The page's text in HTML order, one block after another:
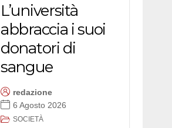
L’università
abbraccia i suoi
donatori di
sangue
redazione
6 Agosto 2026
SOCIETÀ